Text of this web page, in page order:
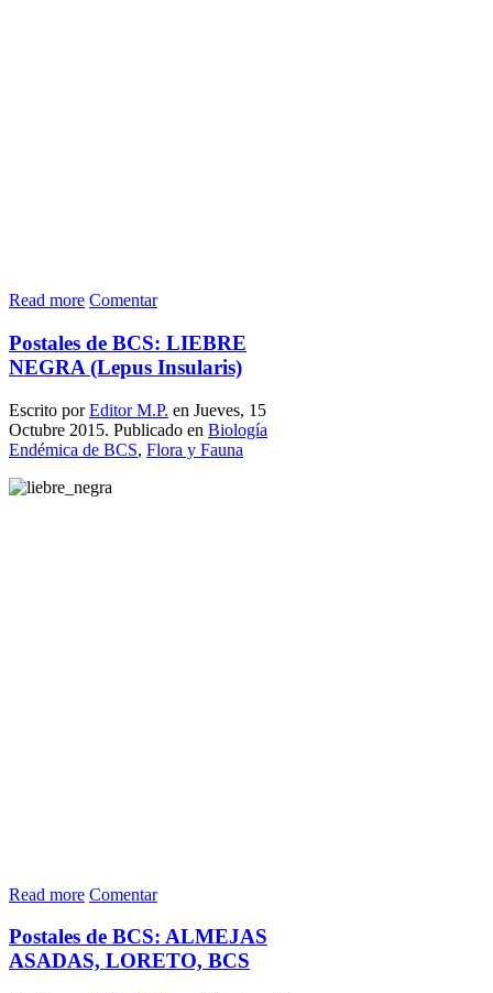
Read more Comentar
Postales de BCS: LIEBRE
NEGRA (Lepus Insularis)
Escrito porEditor M.P. en Jueves, 15
Octubre 2015. Publicado en Biología
Endémica de BCS, Flora y Fauna
Read more Comentar
Postales de BCS: ALMEJAS
ASADAS, LORETO, BCS